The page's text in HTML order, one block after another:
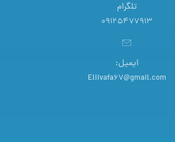
تلگرام
09125477913
ایمیل:
Eliivafa67@gmail.com